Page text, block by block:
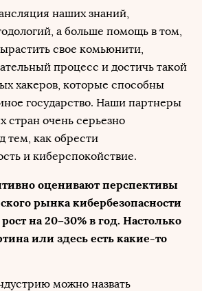
наших знаний,
а больше помощь в том,
свое комьюнити,
процесс и достичь такой
хакеров, которые способны
государство. Наши партнеры
стран очень серьезно
тем, как обрести
и киберспокойствие.
оценивают перспективы
рынка кибербезопасности
на 20–30% в год. Настолько
или здесь есть какие-то
можно назвать